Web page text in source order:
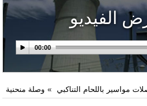
الفيديو
مواسير باللحام التناكبي وصلة منحنية